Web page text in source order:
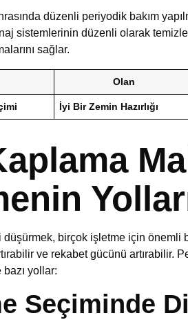
düzenli periyodik bakım
sistemlerinin düzenli olarak
sağlar.
Olan
İyi Bir Zemin Hazırlığı
birçok işletme için önemli
ve rekabet gücünü artırabilir.
yollar:
Seçiminde